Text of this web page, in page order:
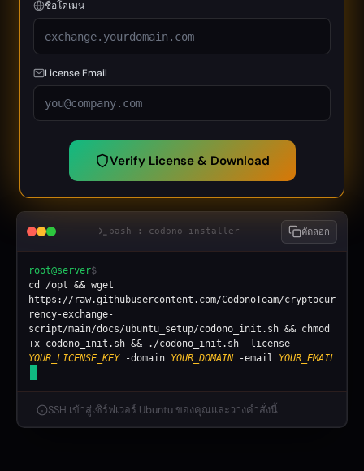
ชื่อโดเมน
License Email
Verify License & Download
bash : codono-installer คัดลอก
root@server$
cd /opt && wget
https://raw.githubusercontent.com/CodonoTeam/cryptocur
rency-exchange-
script/main/docs/ubuntu_setup/codono_init.sh && chmod
+x codono_init.sh && ./codono_init.sh -license
YOUR_LICENSE_KEY-domain YOUR_DOMAIN-email YOUR_EMAIL
SSH เข้าสู่เซิร์ฟเวอร์ Ubuntu ของคุณและวางคำสั่งนี้